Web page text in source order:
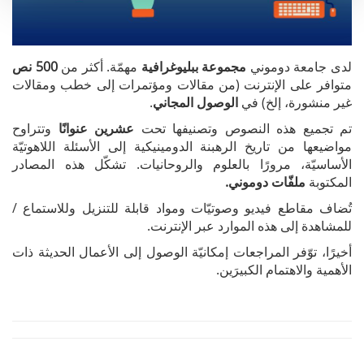
لدى جامعة دوموني مجموعة ببليوغرافية مهمّة. أكثر من500 نص
متوافر على الإنترنت (من مقالات ومؤتمرات إلى خطب ومقالات
غير منشورة، إلخ) في الوصول المجاني.
تم تجميع هذه النصوص وتصنيفها تحت عشرين عنوانًا وتتراوح
مواضيعها من تاريخ الرهبنة الدومينيكية إلى الأسئلة اللاهوتيّة
الأساسيّة، مرورًا بالعلوم والروحانيات. تشكّل هذه المصادر
المكتوبة ملفّات دوموني.
تُضاف مقاطع فيديو وصوتيّات ومواد قابلة للتنزيل وللاستماع /
للمشاهدة إلى هذه الموارد عبر الإنترنت.
أخيرًا، توّفر المراجعات إمكانيّة الوصول إلى الأعمال الحديثة ذات
الأهمية والاهتمام الكبيرَين.